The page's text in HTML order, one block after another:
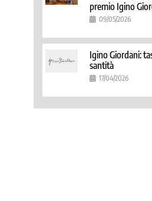
premio Igino
09/05/2026
Igino Giordani:
santità
17/04/2026